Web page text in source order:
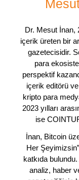
Dr. Mesut İnan,
içerik üreten bir
gazetecisidir.
para
perspektif
içerik editörü
kripto para
2023 yılları
ise
İnan, Bitcoin
Her
katkıda
analiz, haber